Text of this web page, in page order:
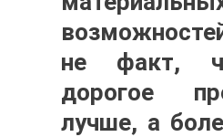
не факт,
дорогое
лучше, а